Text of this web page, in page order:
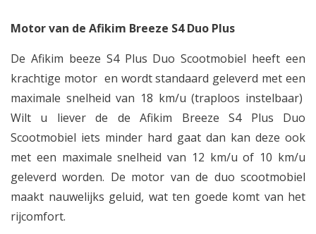
Motor van de Afikim Breeze S4 Duo Plus
De Afikim beeze S4 Plus Duo Scootmobiel heeft een
krachtige motor en wordt standaard geleverd met een
maximale snelheid van 18 km/u (traploos instelbaar)
Wilt u liever de de Afikim Breeze S4 Plus Duo
Scootmobiel iets minder hard gaat dan kan deze ook
met een maximale snelheid van 12 km/u of 10 km/u
geleverd worden. De motor van de duo scootmobiel
maakt nauwelijks geluid, wat ten goede komt van het
rijcomfort.